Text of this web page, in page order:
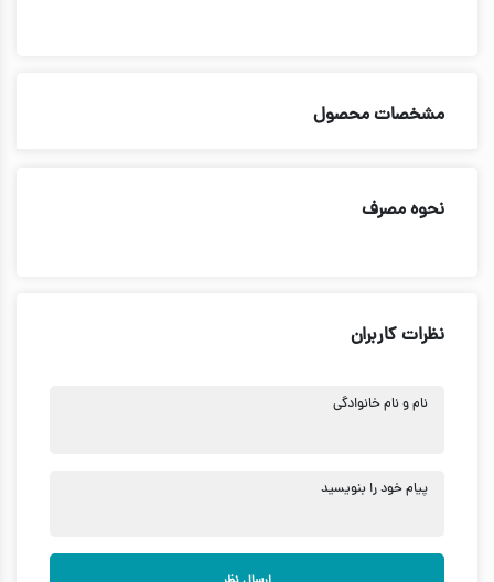
مشخصات محصول
نحوه مصرف
نظرات کاربران
نام و نام خانوادگی
پیام خود را بنویسید